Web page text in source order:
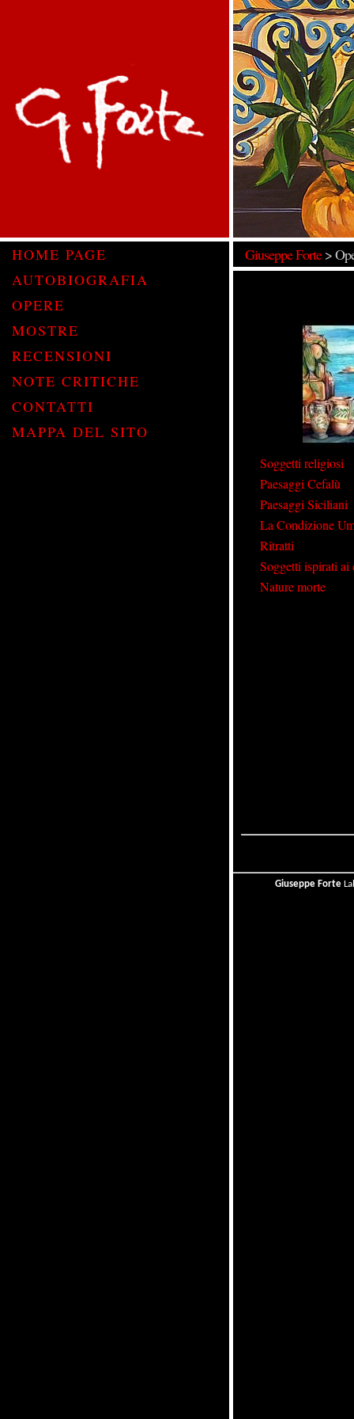
Giuseppe Forte>
Soggetti religiosi
Paesaggi Cefalù
Paesaggi Siciliani
La Condizione
Ritratti
Soggetti ispirati
Nature morte
Giuseppe Forte
HOME PAGE
AUTOBIOGRAFIA
OPERE
MOSTRE
RECENSIONI
NOTE CRITICHE
CONTATTI
MAPPA DEL SITO